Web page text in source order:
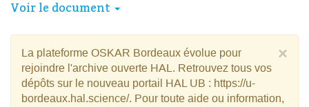
Voir le document
×
La plateforme OSKAR Bordeaux évolue pour
rejoindre l'archive ouverte HAL. Retrouvez tous vos
dépôts sur le nouveau portail HAL UB : https://u-
bordeaux.hal.science/. Pour toute aide ou information,